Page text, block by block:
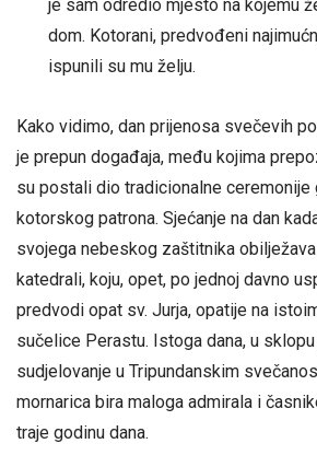
je sam odredio mjesto na kojemu
dom. Kotorani, predvođeni
ispunili su mu želju.
Kako vidimo, dan prijenosa svečevih
je prepun događaja, među kojima
su postali dio tradicionalne ceremonije
kotorskog patrona. Sjećanje na dan
svojega nebeskog zaštitnika
katedrali, koju, opet, po jednoj davno
predvodi opat sv. Jurja, opatije na
sučelice Perastu. Istoga dana, u
sudjelovanje u Tripundanskim
mornarica bira maloga admirala i
traje godinu dana.